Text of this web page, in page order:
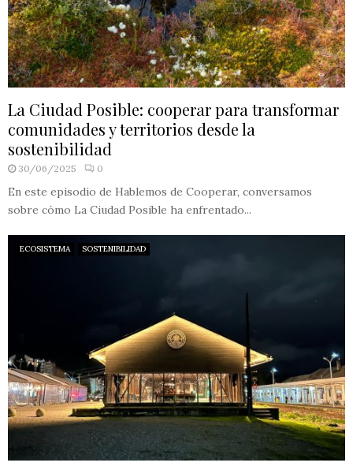
La Ciudad Posible: cooperar para transformar
comunidades y territorios desde la
sostenibilidad
30/06/2025 0
En este episodio de Hablemos de Cooperar, conversamos
sobre cómo La Ciudad Posible ha enfrentado...
ECOSISTEMA SOSTENIBILIDAD